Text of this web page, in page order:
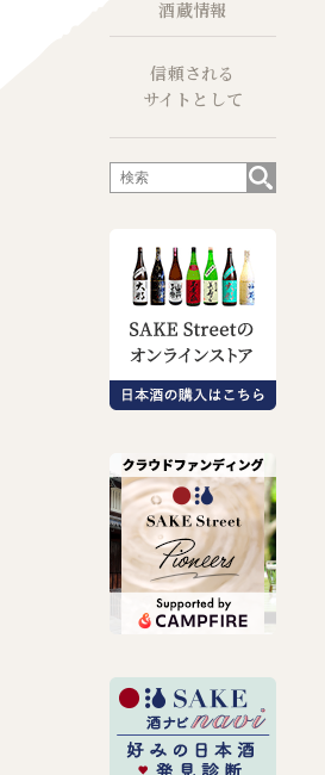
酒蔵情報
信頼される
サイトとして